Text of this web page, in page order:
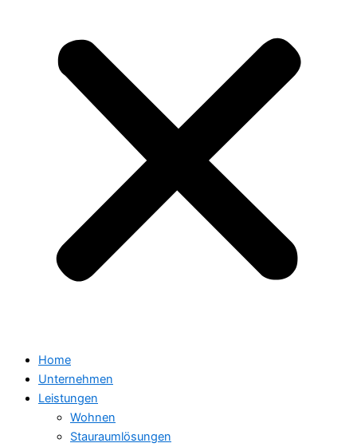
Home
Unternehmen
Leistungen
Wohnen
Stauraumlösungen